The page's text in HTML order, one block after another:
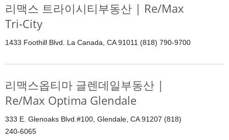
리맥스 트라이시티부동산 | Re/Max
Tri-City
1433 Foothill Blvd. La Canada, CA 91011 (818) 790-9700
리맥스옵티마 글렌데일부동산 |
Re/Max Optima Glendale
333 E. Glenoaks Blvd.#100, Glendale, CA 91207 (818)
240-6065